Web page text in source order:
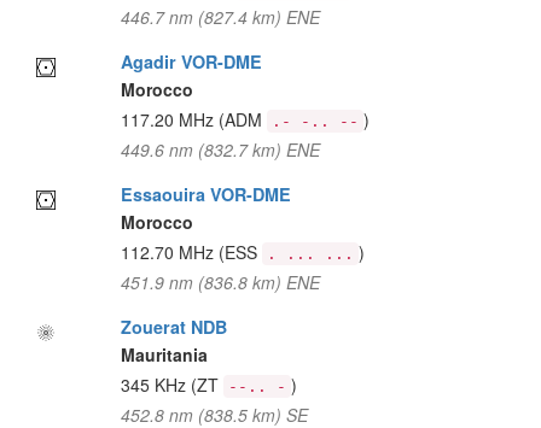
446.7 nm (827.4 km) ENE
Agadir VOR-DME
Morocco
117.20 MHz (ADM .- -.. -- )
449.6 nm (832.7 km) ENE
Essaouira VOR-DME
Morocco
112.70 MHz (ESS . ... ... )
451.9 nm (836.8 km) ENE
Zouerat NDB
Mauritania
345 KHz (ZT --.. - )
452.8 nm (838.5 km) SE